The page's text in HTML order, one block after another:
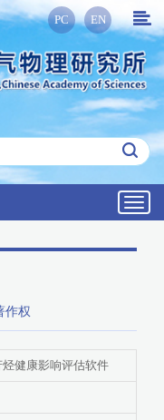
PC EN
作权
健康影响评估软件